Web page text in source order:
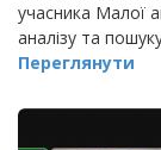
учасника Малої
аналізу та
Переглянути